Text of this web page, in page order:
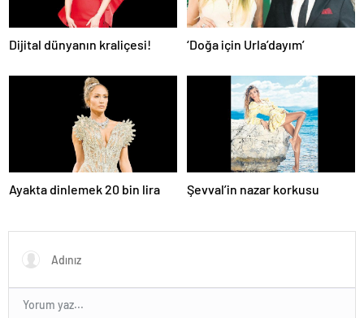
Dijital dünyanın kraliçesi! ‘Doğa için Urla’dayım’
Ayakta dinlemek 20 bin lira Şevval’in nazar korkusu